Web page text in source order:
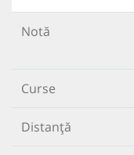
Notă
Curse
Distanță